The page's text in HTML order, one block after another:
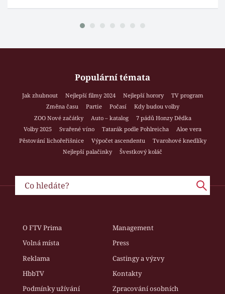
Populární témata
Jak zhubnout Nejlepší filmy 2024 Nejlepší horory
TV program
Změna času
Partie Počasí
Kdy budou volby
ZOO Nové začátky
Auto – katalog
7 pádů Honzy Dědka
Volby 2025
Svařené víno Tatarák podle Pohlreicha
Aloe vera
Pěstování lichořeřišnice
Výpočet ascendentu
Tvarohové knedlíky
Nejlepší palačinky
Švestkový koláč
O FTV Prima
Management
Volná místa
Press
Reklama
Castingy a výzvy
HbbTV
Kontakty
Podmínky užívání
Zpracování osobních